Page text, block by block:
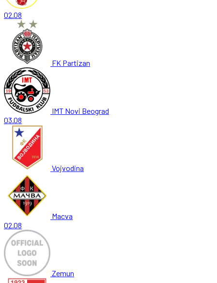
02.08
FK Partizan
IMT Novi Beograd
03.08
Vojvodina
Macva
02.08
Zemun